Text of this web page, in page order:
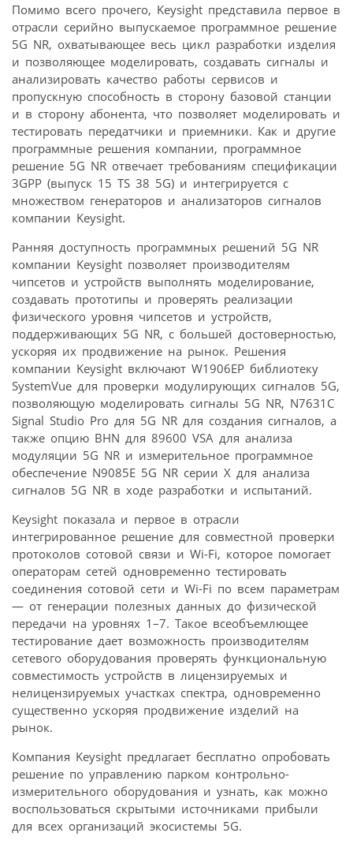
Помимо всего прочего, Keysight представила первое в
отрасли серийно выпускаемое программное решение
5G NR, охватывающее весь цикл разработки изделия
и позволяющее моделировать, создавать сигналы и
анализировать качество работы сервисов и
пропускную способность в сторону базовой станции
и в сторону абонента, что позволяет моделировать и
тестировать передатчики и приемники. Как и другие
программные решения компании, программное
решение 5G NR отвечает требованиям спецификации
3GPP (выпуск 15 TS 38 5G) и интегрируется с
множеством генераторов и анализаторов сигналов
компании Keysight.
Ранняя доступность программных решений 5G NR
компании Keysight позволяет производителям
чипсетов и устройств выполнять моделирование,
создавать прототипы и проверять реализации
физического уровня чипсетов и устройств,
поддерживающих 5G NR, с большей достоверностью,
ускоряя их продвижение на рынок. Решения
компании Keysight включают W1906EP библиотеку
SystemVue для проверки модулирующих сигналов 5G,
позволяющую моделировать сигналы 5G NR, N7631C
Signal Studio Pro для 5G NR для создания сигналов, а
также опцию BHN для 89600 VSA для анализа
модуляции 5G NR и измерительное программное
обеспечение N9085E 5G NR серии X для анализа
сигналов 5G NR в ходе разработки и испытаний.
Keysight показала и первое в отрасли
интегрированное решение для совместной проверки
протоколов сотовой связи и Wi-Fi, которое помогает
операторам сетей одновременно тестировать
соединения сотовой сети и Wi-Fi по всем параметрам
— от генерации полезных данных до физической
передачи на уровнях 1–7. Такое всеобъемлющее
тестирование дает возможность производителям
сетевого оборудования проверять функциональную
совместимость устройств в лицензируемых и
нелицензируемых участках спектра, одновременно
существенно ускоряя продвижение изделий на
рынок.
Компания Keysight предлагает бесплатно опробовать
решение по управлению парком контрольно-
измерительного оборудования и узнать, как можно
воспользоваться скрытыми источниками прибыли
для всех организаций экосистемы 5G.